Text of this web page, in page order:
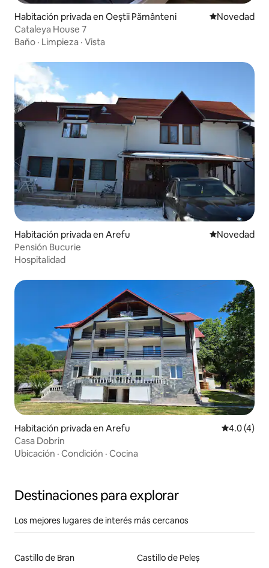
Habitación privada en Oeștii Pământeni Lugar para
Novedad
Cataleya House 7
Baño · Limpieza · Vista
Habitación privada en Arefu Lugar para
Novedad
Pensión Bucurie
Hospitalidad
Habitación privada en Arefu
4.0 (4)
Casa Dobrin
Ubicación · Condición · Cocina
Destinaciones para explorar
Los mejores lugares de interés más cercanos
Castillo de Bran Castillo de Peleș